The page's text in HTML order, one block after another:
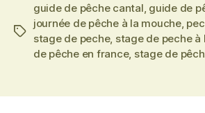
Étiquettes
guide de pêche cantal, guide de
journée de pêche à la mouche,
stage de peche, stage de peche à
de pêche en france, stage de